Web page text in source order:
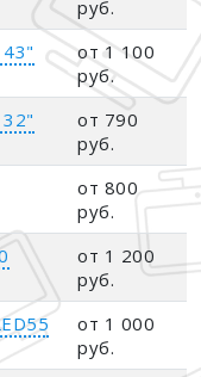
руб.
от 1 100
руб.
от 790
руб.
от 800
руб.
от 1 200
руб.
от 1 000
руб.